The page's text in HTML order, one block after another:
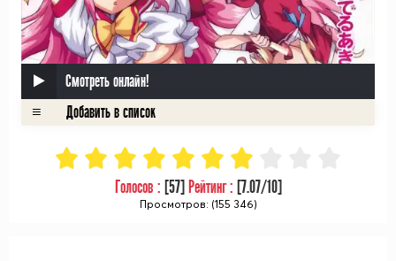
Смотреть онлайн!
Голосов : [57] Рейтинг : [7.07/10]
Просмотров: (155 346)